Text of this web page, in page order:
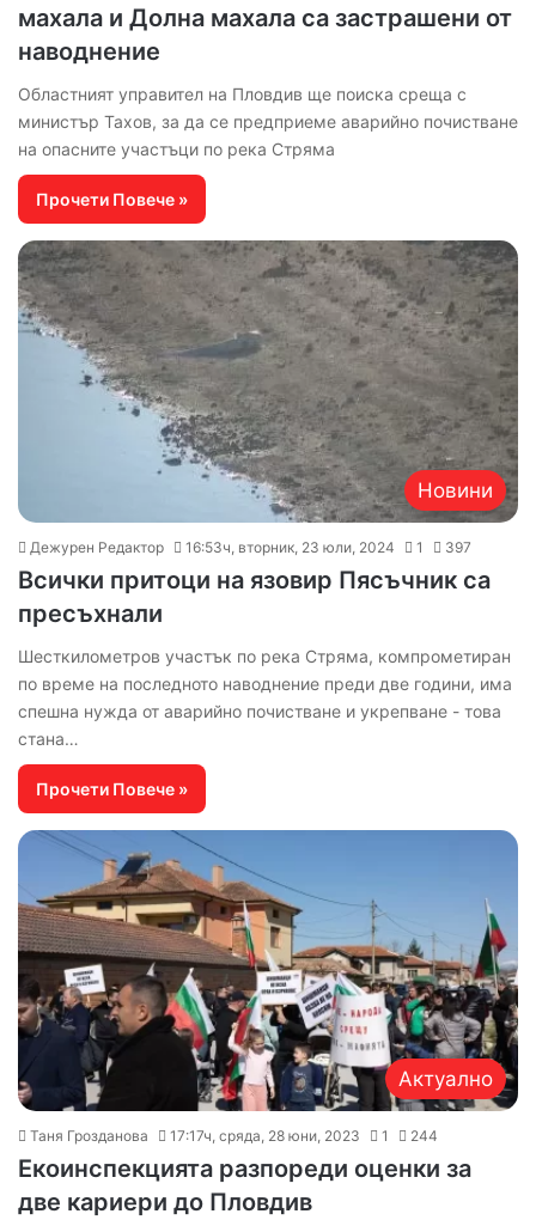
махала и Долна махала са застрашени от
наводнение
Областният управител на Пловдив ще поиска среща с
министър Тахов, за да се предприеме аварийно почистване
на опасните участъци по река Стряма
Прочети Повече »
Новини
Дежурен Редактор 16:53ч, вторник, 23 юли, 2024 1 397
Всички притоци на язовир Пясъчник са
пресъхнали
Шесткилометров участък по река Стряма, компрометиран
по време на последното наводнение преди две години, има
спешна нужда от аварийно почистване и укрепване - това
стана…
Прочети Повече »
Актуално
Таня Грозданова 17:17ч, сряда, 28 юни, 2023 1 244
Екоинспекцията разпореди оценки за
две кариери до Пловдив